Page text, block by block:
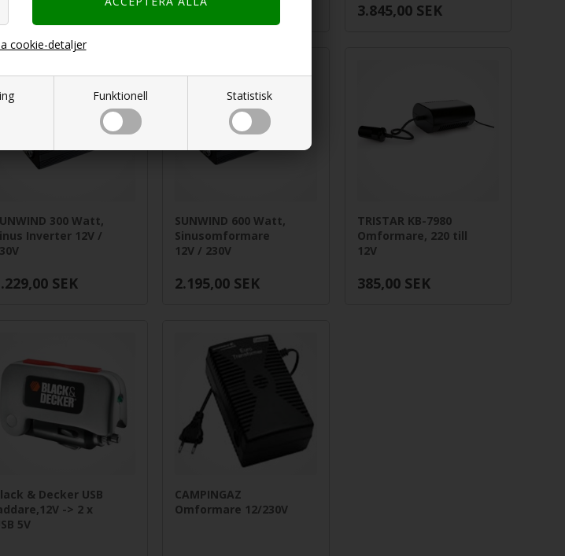
Funktionell Statistisk
cookie-detaljer
1.029,00 3.845,00 SEK
300 Watt,
Inverter 12V /
SEK
SUNWIND 600 Watt,
Sinusomformare
12V / 230V
2.195,00 SEK
TRISTAR KB-7980
Omformare, 220 till
12V
385,00 SEK
& Decker USB
-> 2 x
5V
CAMPINGAZ
Omformare 12/230V